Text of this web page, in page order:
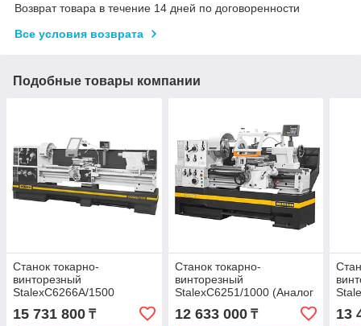
Возврат товара в течение 14 дней по договоренности
Все условия возврата
Подобные товары компании
Станок токарно-
винторезный
StalexC6266A/1500
(Аналог токарного станка
1М63, ДИП300)
15 731 800 ₸
Станок токарно-
винторезный
StalexC6251/1000 (Аналог
токарного станка 1В625М)
12 633 000₸ 13